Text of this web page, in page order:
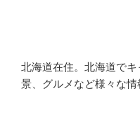
北海道在住。北海道で
景、グルメなど様々な情